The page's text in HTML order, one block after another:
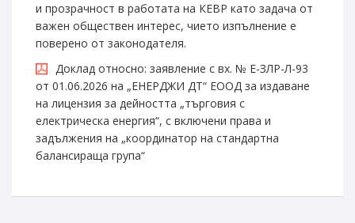
и прозрачност в работата на КЕВР като задача от
важен обществен интерес, чието изпълнение е
поверено от законодателя.
Доклад относно: заявление с вх. № Е-ЗЛР-Л-93
от 01.06.2026 на „ЕНЕРДЖИ ДТ“ EООД за издаване
на лицензия за дейността „търговия с
електрическа енергия“, с включени права и
задължения на „координатор на стандартна
балансираща група“